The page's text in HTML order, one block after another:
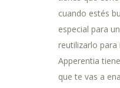
cuando estés
especial para
reutilizarlo para
Apperentia
que te vas a